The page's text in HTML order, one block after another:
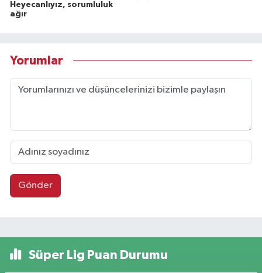
Heyecanlıyız, sorumluluk
ağır
Yorumlar
Gönder
Süper Lig Puan Durumu